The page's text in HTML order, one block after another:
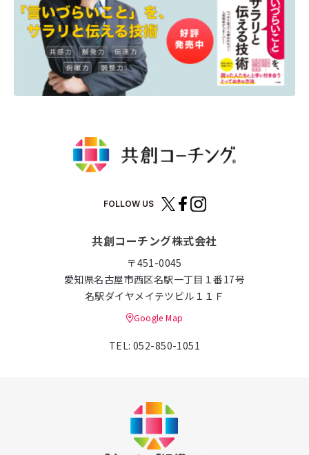
FOLLOW US
共創コーチング株式会社
〒451-0045
愛知県名古屋市西区名駅一丁目１番17号
名駅ダイヤメイテツビル１１Ｆ
Google Map
TEL: 052-850-1051